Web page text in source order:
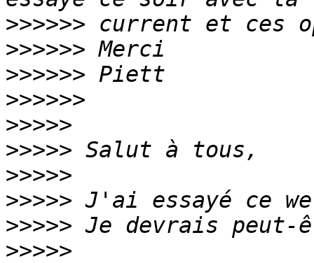
>>>>>>
>>>>>>
>>>>>>
>>>>>>
>>>>>
>>>>>
>>>>>
>>>>>
>>>>>
>>>>>